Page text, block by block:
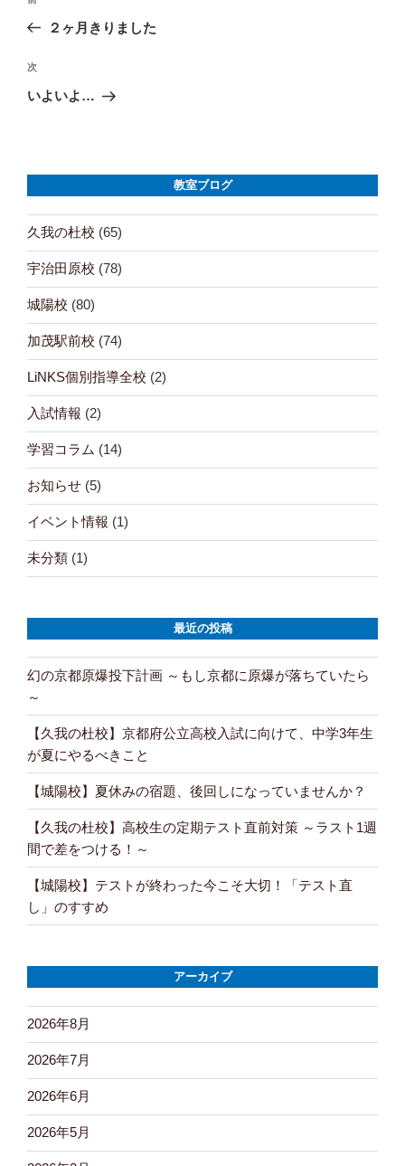
稿
ナ
ビ
シ
ョ
ン
の
稿
２ヶ月きりました
次
の
次
いよいよ…
教室ブログ
久我の杜校 (65)
宇治田原校 (78)
城陽校 (80)
加茂駅前校 (74)
LiNKS個別指導全校 (2)
入試情報 (2)
学習コラム (14)
お知らせ (5)
イベント情報 (1)
未分類 (1)
最近の投稿
幻の京都原爆投下計画 ～もし京都に原爆が落ちていたら
～
【久我の杜校】京都府公立高校入試に向けて、中学3年生
が夏にやるべきこと
【城陽校】夏休みの宿題、後回しになっていませんか？
【久我の杜校】高校生の定期テスト直前対策 ～ラスト1週
間で差をつける！～
【城陽校】テストが終わった今こそ大切！「テスト直
し」のすすめ
アーカイブ
2026年8月
2026年7月
2026年6月
2026年5月